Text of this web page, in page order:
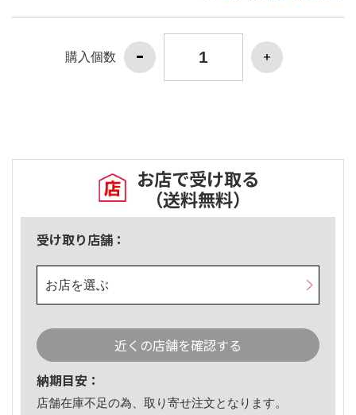
購入個数
お店で受け取る
（送料無料）
受け取り店舗：
お店を選ぶ
近くの店舗を確認する
納期目安：
店舗在庫不足の為、取り寄せ注文となります。